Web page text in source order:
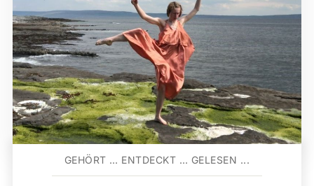
GEHÖRT … ENTDECKT … GELESEN ...